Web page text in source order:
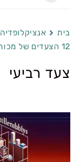
בית אנציקלופדיה
12 הצעדים של מכורים אנונימים N.A
צעד רביעי